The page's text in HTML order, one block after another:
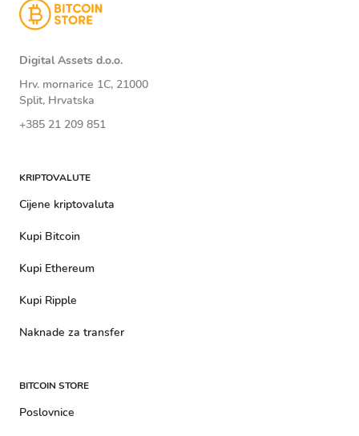
Digital Assets d.o.o.
Hrv. mornarice 1C, 21000
Split, Hrvatska
+385 21 209 851
KRIPTOVALUTE
Cijene kriptovaluta
Kupi Bitcoin
Kupi Ethereum
Kupi Ripple
Naknade za transfer
BITCOIN STORE
Poslovnice